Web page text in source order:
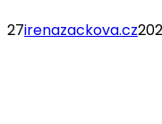
27irenazackova.cz